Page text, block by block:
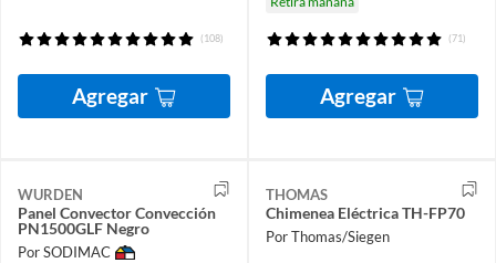
(108)
Agregar
(71)
Agregar
WURDEN
Panel Convector Convección
PN1500GLF Negro
Por SODIMAC
THOMAS
Chimenea Eléctrica TH-FP70
Por Thomas/Siegen